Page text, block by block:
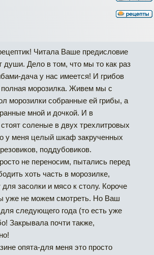
Читала Ваше предисловие
души. Дело в том, что мы то как раз
дача у нас имеется! И грибов
полная морозилка. Живем мы с
морозилки собранные ей грибы, а
мной и дочкой. И в
соленые в двух трехлитровых
у меня целый шкаф закрученных
поддубовиков.
не переносим, пытались перед
хоть часть в морозилке,
засолки и мясо к столу. Короче
уже не можем смотреть. Но Ваш
следующего года (то есть уже
Закрывала почти также,
опята-для меня это просто